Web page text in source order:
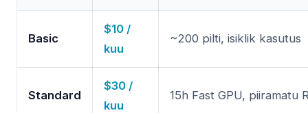
Basic
$10 /
kuu
~200 pilti, isiklik kasutus
Standard
$30 /
kuu
15h Fast GPU, piiramatu